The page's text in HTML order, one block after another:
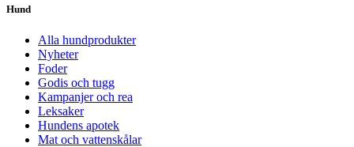
Hund
Alla hundprodukter
Nyheter
Foder
Godis och tugg
Kampanjer och rea
Leksaker
Hundens apotek
Mat och vattenskålar